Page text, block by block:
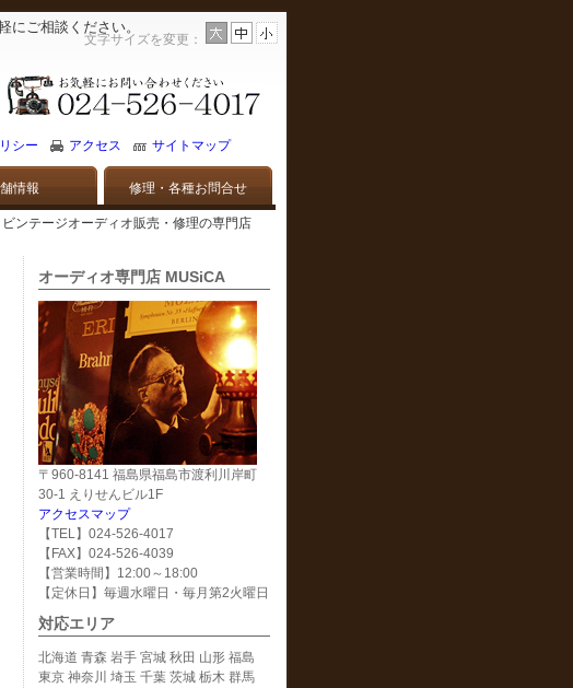
ご相談ください。
文字サイズを変更：
シー アクセス
サイトマップ
情報 修理・各種お問合せ
ンテージオーディオ販売・修理の専門店
オーディオ専門店 MUSiCA
〒960-8141 福島県福島市渡利川岸町
30-1 えりせんビル1F
アクセスマップ
【TEL】024-526-4017
【FAX】024-526-4039
【営業時間】12:00～18:00
【定休日】毎週水曜日・毎月第2火曜日
対応エリア
北海道 青森 岩手 宮城 秋田 山形 福島
東京 神奈川 埼玉 千葉 茨城 栃木 群馬